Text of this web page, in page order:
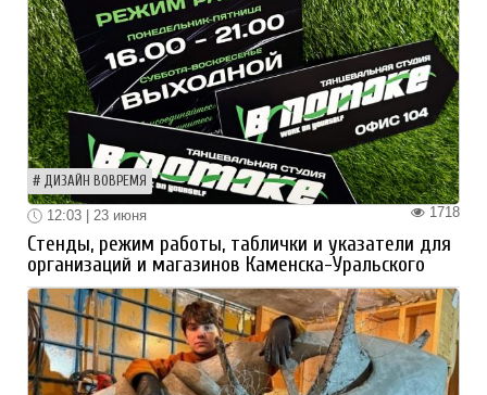
ДИЗАЙН ВОВРЕМЯ
1718
12:03 | 23 июня
Стенды, режим работы, таблички и указатели для
организаций и магазинов Каменска-Уральского